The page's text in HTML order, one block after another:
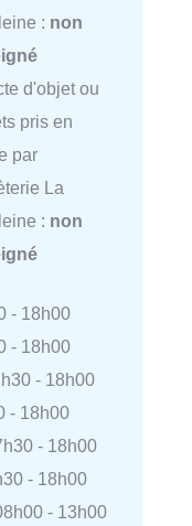
: non
d'objet ou
pris en
par
La
: non
- 18h00
- 18h00
- 18h00
- 18h00
- 18h00
- 18h00
- 13h00